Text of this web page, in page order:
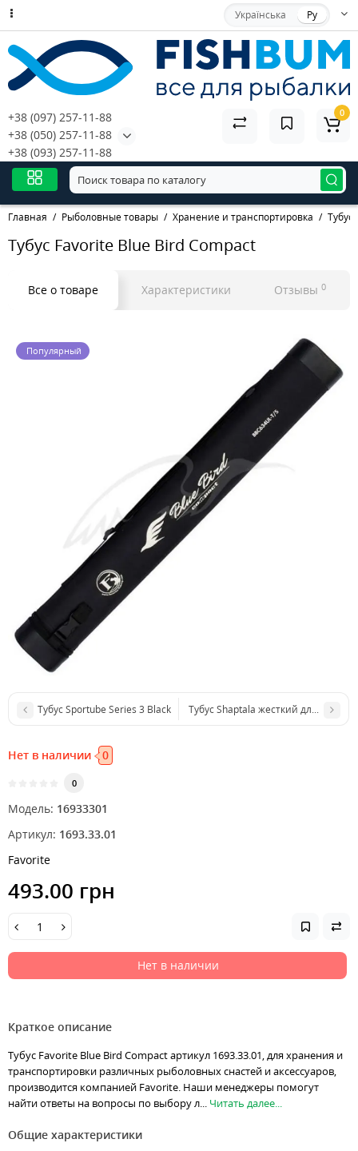
Українська Ру
+38 (097) 257-11-88
+38 (050) 257-11-88
+38 (093) 257-11-88
0
Главная Рыболовные товары Хранение и транспортировка
Тубус Favorite Blue Bird Compact
Все о товаре Характеристики Отзывы 0
Популярный
Тубус Sportube Series 3 Black Тубус Shaptala жесткий для
Нет в наличии 0
0
Модель: 16933301
Артикул: 1693.33.01
Favorite
493.00 грн
Нет в наличии
Краткое описание
Тубус Favorite Blue Bird Compact артикул 1693.33.01, для хранения и
транспортировки различных рыболовных снастей и аксессуаров,
производится компанией Favorite. Наши менеджеры помогут
найти ответы на вопросы по выбору л... Читать далее...
Общие характеристики